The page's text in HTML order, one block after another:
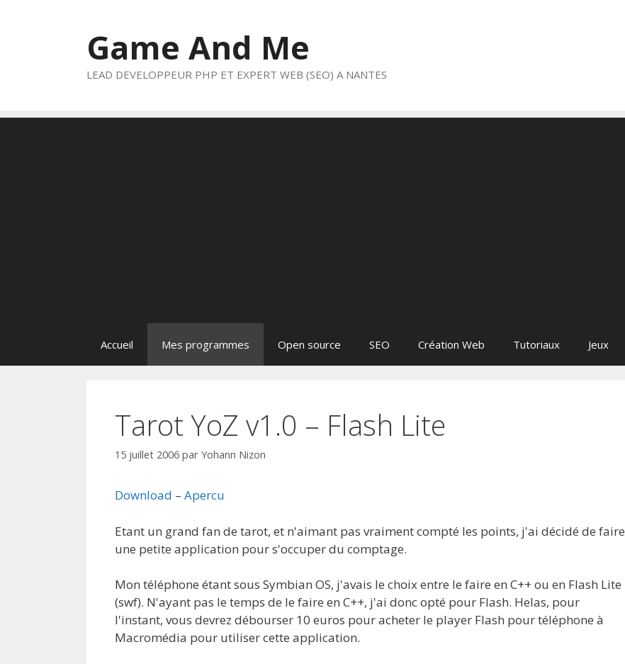
Game And Me
LEAD DEVELOPPEUR PHP ET EXPERT WEB (SEO) A NANTES
Accueil Mes programmes Open source SEO Création Web Tutoriaux Jeux
Tarot YoZ v1.0 – Flash Lite
15 juillet 2006 par Yohann Nizon
Download – Apercu
Etant un grand fan de tarot, et n'aimant pas vraiment compté les points, j'ai décidé de faire
une petite application pour s'occuper du comptage.
Mon téléphone étant sous Symbian OS, j'avais le choix entre le faire en C++ ou en Flash Lite
(swf). N'ayant pas le temps de le faire en C++, j'ai donc opté pour Flash. Helas, pour
l'instant, vous devrez débourser 10 euros pour acheter le player Flash pour téléphone à
Macromédia pour utiliser cette application.